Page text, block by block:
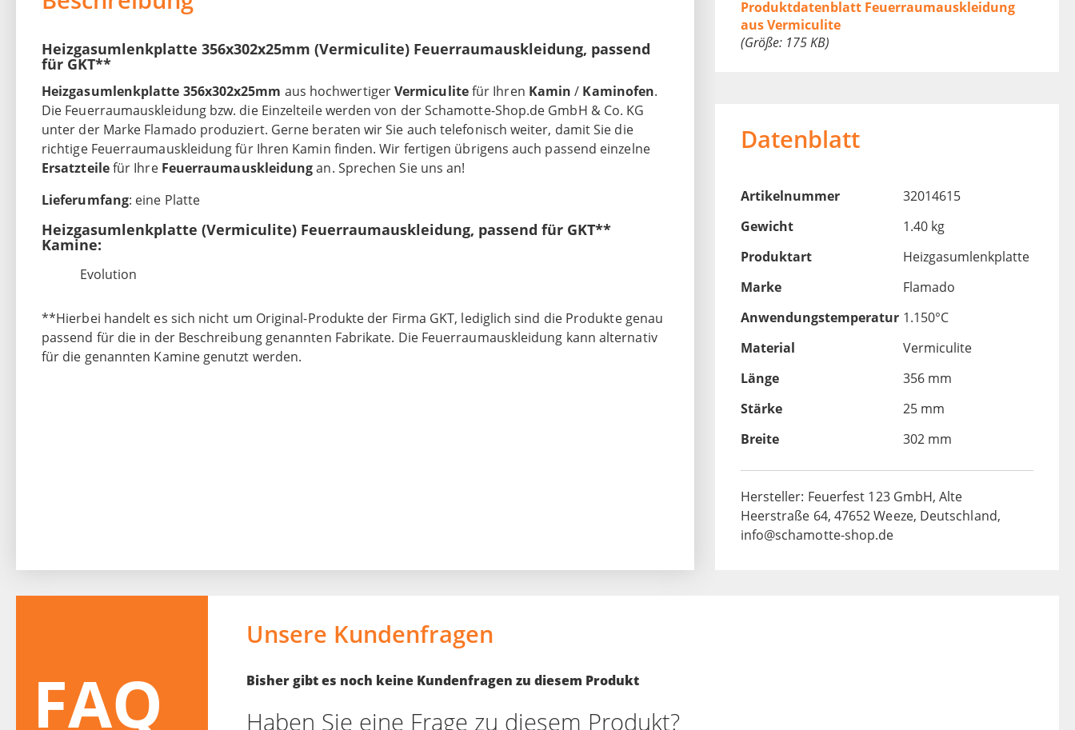
Heizgasumlenkplatte 356x302x25mm (Vermiculite) Feuerraumauskleidung, passend
für GKT**
Heizgasumlenkplatte 356x302x25mm aus hochwertigerVermiculitefür Ihren Kamin/ Kaminofen.
Die Feuerraumauskleidung bzw. die Einzelteile werden von der Schamotte-Shop.de GmbH & Co. KG
unter der Marke Flamado produziert. Gerne beraten wir Sie auch telefonisch weiter, damit Sie die
richtige Feuerraumauskleidung für Ihren Kamin finden. Wir fertigen übrigens auch passend einzelne
Ersatzteilefür Ihre Feuerraumauskleidungan. Sprechen Sie uns an!
Lieferumfang: eine Platte
Heizgasumlenkplatte (Vermiculite) Feuerraumauskleidung, passend für GKT**
Kamine:
Evolution
**Hierbei handelt es sich nicht um Original-Produkte der Firma GKT, lediglich sind die Produkte genau
passend für die in der Beschreibung genannten Fabrikate. Die Feuerraumauskleidung kann alternativ
für die genannten Kamine genutzt werden.
Produktdatenblatt Feuerraumauskleidung
aus Vermiculite
(Größe: 175 KB)
Datenblatt
Artikelnummer
32014615
Gewicht
1.40 kg
Produktart
Heizgasumlenkplatte
Marke
Flamado
Anwendungstemperatur 1.150°C
Material
Vermiculite
Länge
356 mm
Stärke
25 mm
Breite
302 mm
Hersteller: Feuerfest 123 GmbH, Alte
Heerstraße 64, 47652 Weeze, Deutschland,
info@schamotte-shop.de
FAQ
Unsere Kundenfragen
Bisher gibt es noch keine Kundenfragen zu diesem Produkt
Haben Sie eine Frage zu diesem Produkt?